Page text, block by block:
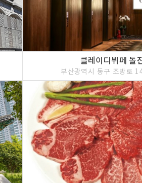
클레이디뷔페 돌
부산광역시 동구 조방로